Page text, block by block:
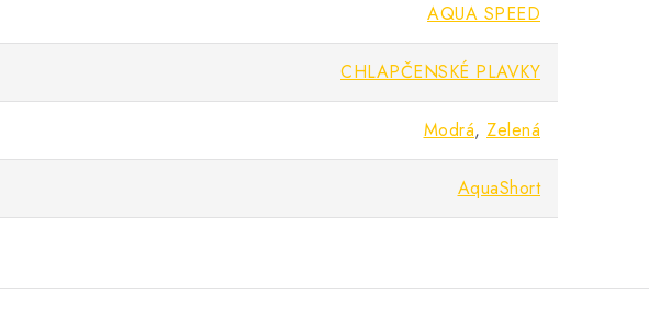
AQUA SPEED
CHLAPČENSKÉ PLAVKY
Modrá, Zelená
AquaShort